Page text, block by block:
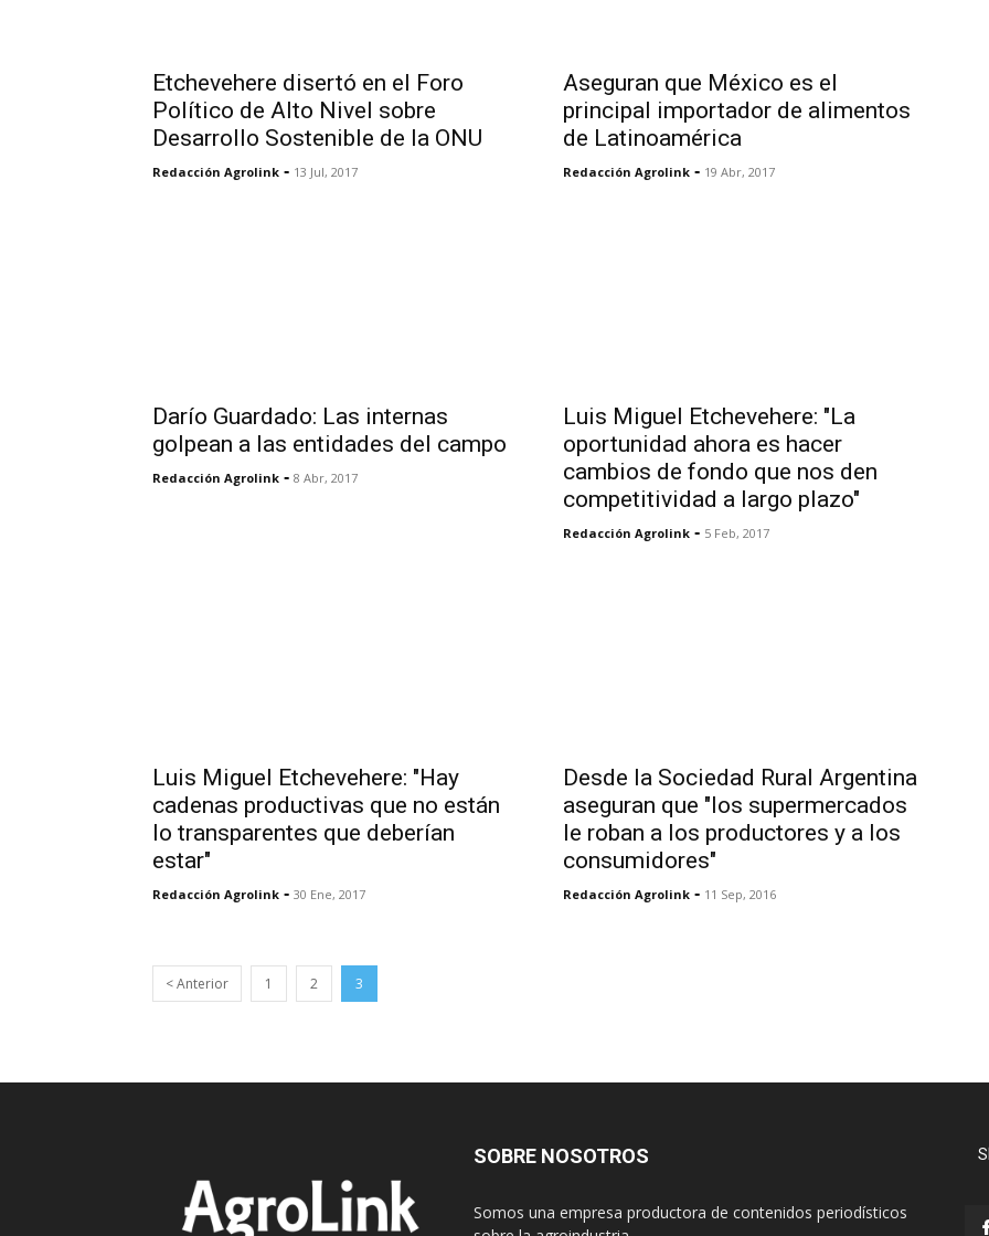
Etchevehere disertó en el Foro
Político de Alto Nivel sobre
Desarrollo Sostenible de la ONU
Redacción Agrolink - 13 Jul, 2017
Aseguran que México es el
principal importador de alimentos
de Latinoamérica
Redacción Agrolink - 19 Abr, 2017
Darío Guardado: Las internas
golpean a las entidades del campo
Redacción Agrolink - 8 Abr, 2017
Luis Miguel Etchevehere: "La
oportunidad ahora es hacer
cambios de fondo que nos den
competitividad a largo plazo"
Redacción Agrolink - 5 Feb, 2017
Luis Miguel Etchevehere: "Hay
cadenas productivas que no están
lo transparentes que deberían
estar"
Redacción Agrolink - 30 Ene, 2017
Desde la Sociedad Rural Argentina
aseguran que "los supermercados
le roban a los productores y a los
consumidores"
Redacción Agrolink - 11 Sep, 2016
< Anterior 1 2 3
SOBRE NOSOTROS
Somos una empresa productora de contenidos periodísticos